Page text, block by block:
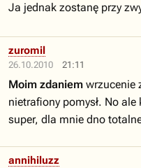
Ja jednak zostanę przy
26.10.2010 21:11
zuromil
Moim zdaniem wrzucenie
nietrafiony pomysł. No
super, dla mnie dno
annihiluzz